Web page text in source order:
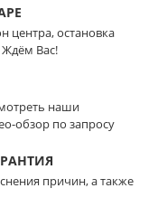
центра, остановка
Ждём Вас!
наши
обзор по запросу
причин, а также